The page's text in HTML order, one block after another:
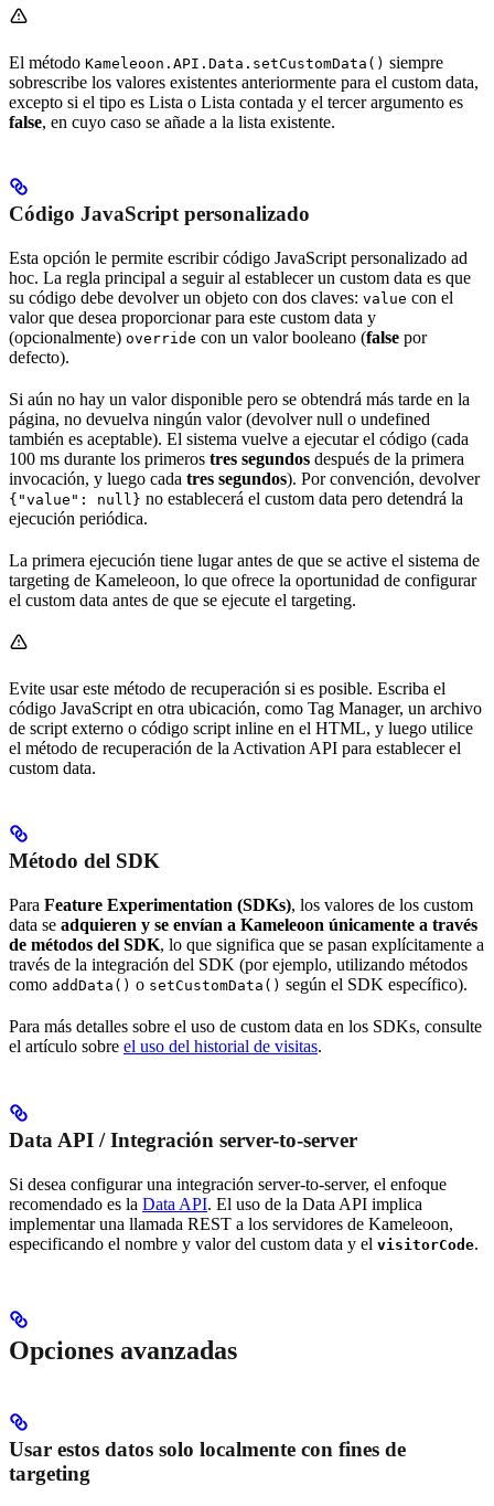
El método Kameleoon.API.Data.setCustomData() siempre
sobrescribe los valores existentes anteriormente para el custom data,
excepto si el tipo es Lista o Lista contada y el tercer argumento es
false, en cuyo caso se añade a la lista existente.
Código JavaScript personalizado
Esta opción le permite escribir código JavaScript personalizado ad
hoc. La regla principal a seguir al establecer un custom data es que
su código debe devolver un objeto con dos claves: value con el
valor que desea proporcionar para este custom data y
(opcionalmente) override con un valor booleano (false por
defecto).
Si aún no hay un valor disponible pero se obtendrá más tarde en la
página, no devuelva ningún valor (devolver null o undefined
también es aceptable). El sistema vuelve a ejecutar el código (cada
100 ms durante los primeros tres segundos después de la primera
invocación, y luego cada tres segundos). Por convención, devolver
{"value": null} no establecerá el custom data pero detendrá la
ejecución periódica.
La primera ejecución tiene lugar antes de que se active el sistema de
targeting de Kameleoon, lo que ofrece la oportunidad de configurar
el custom data antes de que se ejecute el targeting.
Evite usar este método de recuperación si es posible. Escriba el
código JavaScript en otra ubicación, como Tag Manager, un archivo
de script externo o código script inline en el HTML, y luego utilice
el método de recuperación de la Activation API para establecer el
custom data.
Método del SDK
Para Feature Experimentation (SDKs), los valores de los custom
data se adquieren y se envían a Kameleoon únicamente a través
de métodos del SDK, lo que significa que se pasan explícitamente a
través de la integración del SDK (por ejemplo, utilizando métodos
como addData() o setCustomData() según el SDK específico).
Para más detalles sobre el uso de custom data en los SDKs, consulte
el artículo sobre el uso del historial de visitas.
Data API / Integración server-to-server
Si desea configurar una integración server-to-server, el enfoque
recomendado es la Data API. El uso de la Data API implica
implementar una llamada REST a los servidores de Kameleoon,
especificando el nombre y valor del custom data y el visitorCode.
Opciones avanzadas
Usar estos datos solo localmente con fines de
targeting